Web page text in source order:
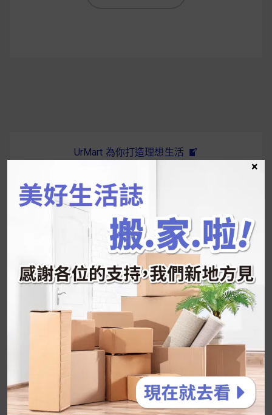
UrMart 為你打造理想生活
搜
韓國人為什麼不容易胖？
揭秘明星、網紅熱
推的MZ Diet ！
好吃的蛋白點心還有好玩的運動小遊戲！今年過
年已經等不及帶這盒跟我的親戚、朋友們一起分
2026 過年禮盒推薦｜五款百元健康伴手禮
停用猛健樂後會反彈嗎？作用解析＋停藥後體重
×